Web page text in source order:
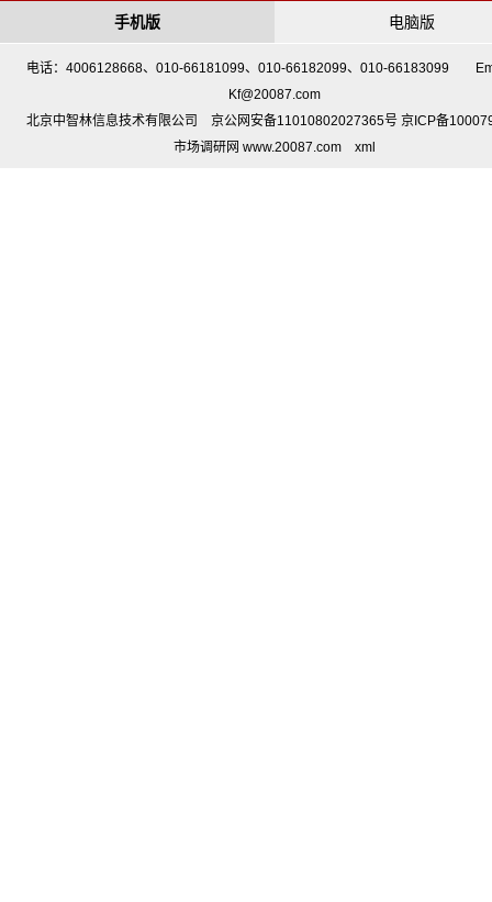
电脑版
手机版
电话：4006128668、010-66181099、010-66182099、010-66183099
Kf@20087.com
北京中智林信息技术有限公司 京公网安备11010802027365号 京ICP备
市场调研网 www.20087.com
xml